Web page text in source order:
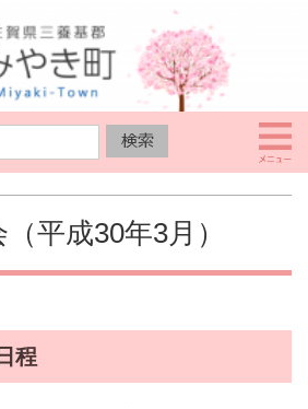
平成30年3月）
程